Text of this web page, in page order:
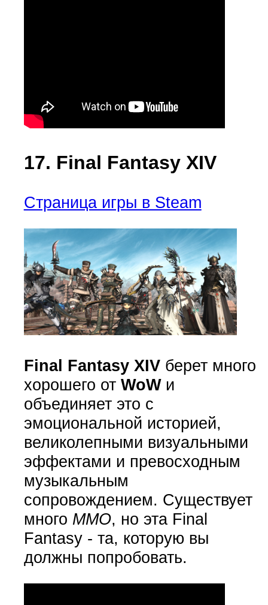
17. Final Fantasy XIV
Страница игры в Steam
Final Fantasy XIVберет много
хорошего от WoWи
объединяет это с
эмоциональной историей,
великолепными визуальными
эффектами и превосходным
музыкальным
сопровождением. Существует
много ММО, но эта Final
Fantasy - та, которую вы
должны попробовать.